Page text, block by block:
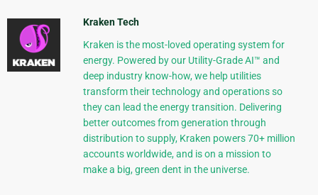
Kraken Tech
Kraken is the most-loved operating system for
energy. Powered by our Utility-Grade AI™ and
deep industry know-how, we help utilities
transform their technology and operations so
they can lead the energy transition. Delivering
better outcomes from generation through
distribution to supply, Kraken powers 70+ million
accounts worldwide, and is on a mission to
make a big, green dent in the universe.